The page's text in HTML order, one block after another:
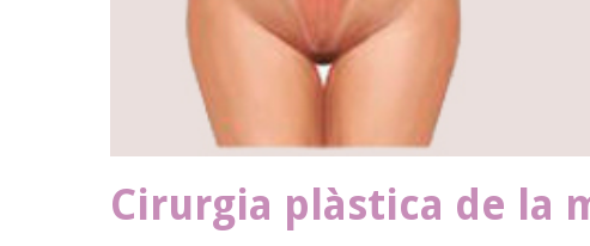
Cirurgia plàstica de la